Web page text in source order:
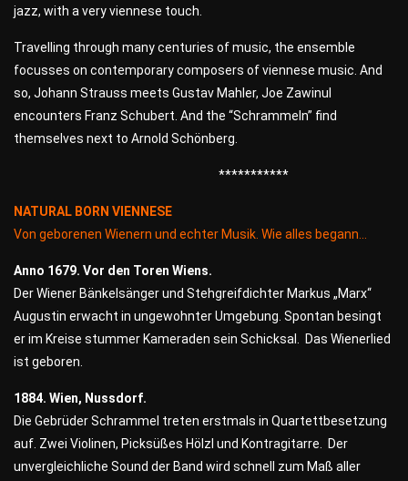
jazz, with a very viennese touch.
Travelling through many centuries of music, the ensemble
focusses on contemporary composers of viennese music. And
so, Johann Strauss meets Gustav Mahler, Joe Zawinul
encounters Franz Schubert. And the “Schrammeln” find
themselves next to Arnold Schönberg.
***********
NATURAL BORN VIENNESE
Von geborenen Wienern und echter Musik. Wie alles begann…
Anno 1679. Vor den Toren Wiens.
Der Wiener Bänkelsänger und Stehgreifdichter Markus „Marx“
Augustin erwacht in ungewohnter Umgebung. Spontan besingt
er im Kreise stummer Kameraden sein Schicksal. Das Wienerlied
ist geboren.
1884. Wien, Nussdorf.
Die Gebrüder Schrammel treten erstmals in Quartettbesetzung
auf. Zwei Violinen, Picksüßes Hölzl und Kontragitarre. Der
unvergleichliche Sound der Band wird schnell zum Maß aller